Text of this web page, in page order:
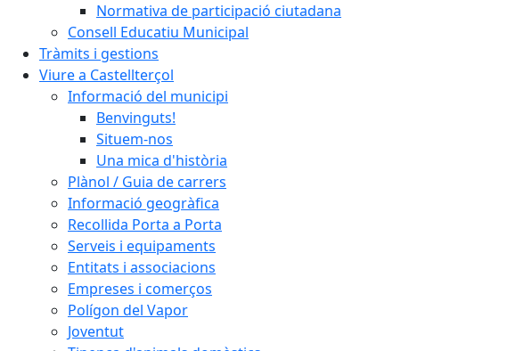
Normativa de participació ciutadana
Consell Educatiu Municipal
Tràmits i gestions
Viure a Castellterçol
Informació del municipi
Benvinguts!
Situem-nos
Una mica d'història
Plànol / Guia de carrers
Informació geogràfica
Recollida Porta a Porta
Serveis i equipaments
Entitats i associacions
Empreses i comerços
Polígon del Vapor
Joventut